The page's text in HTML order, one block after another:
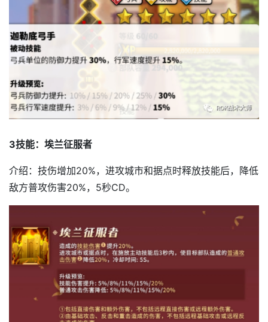
3技能：埃兰征服者
介绍：技伤增加20%，进攻城市和据点时释放技能后，降低
敌方普攻伤害20%，5秒CD。